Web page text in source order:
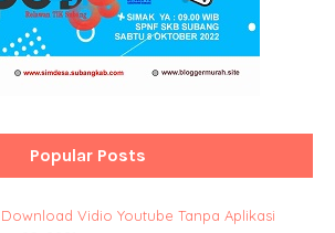
Popular Posts
Vidio Youtube Tanpa Aplikasi